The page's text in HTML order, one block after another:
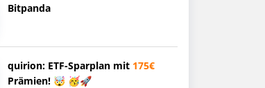
Bitpanda
quirion: ETF-Sparplan mit 175€
Prämien! 🤯 🥳🚀